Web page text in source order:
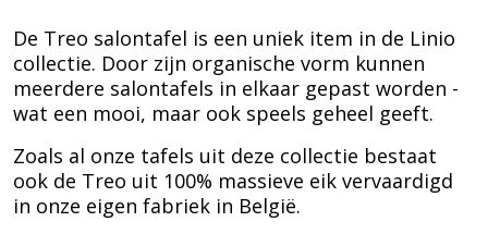
De Treo salontafel is een uniek item in de Linio
collectie. Door zijn organische vorm kunnen
meerdere salontafels in elkaar gepast worden -
wat een mooi, maar ook speels geheel geeft.
Zoals al onze tafels uit deze collectie bestaat
ook de Treo uit 100% massieve eik vervaardigd
in onze eigen fabriek in België.